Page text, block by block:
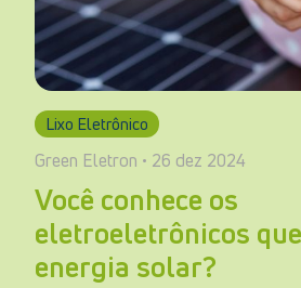
Lixo Eletrônico
Green Eletron • 26 dez 2024
Você conhece os
eletroeletrônicos
energia solar?